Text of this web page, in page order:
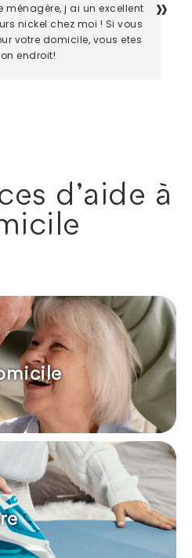
j ai un excellent
nickel chez moi ! Si vous
votre domicile, vous etes
endroit!
d'aide à